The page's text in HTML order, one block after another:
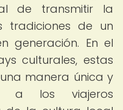
de transmitir la
tradiciones de un
generación. En el
culturales, estas
manera única y
a los viajeros